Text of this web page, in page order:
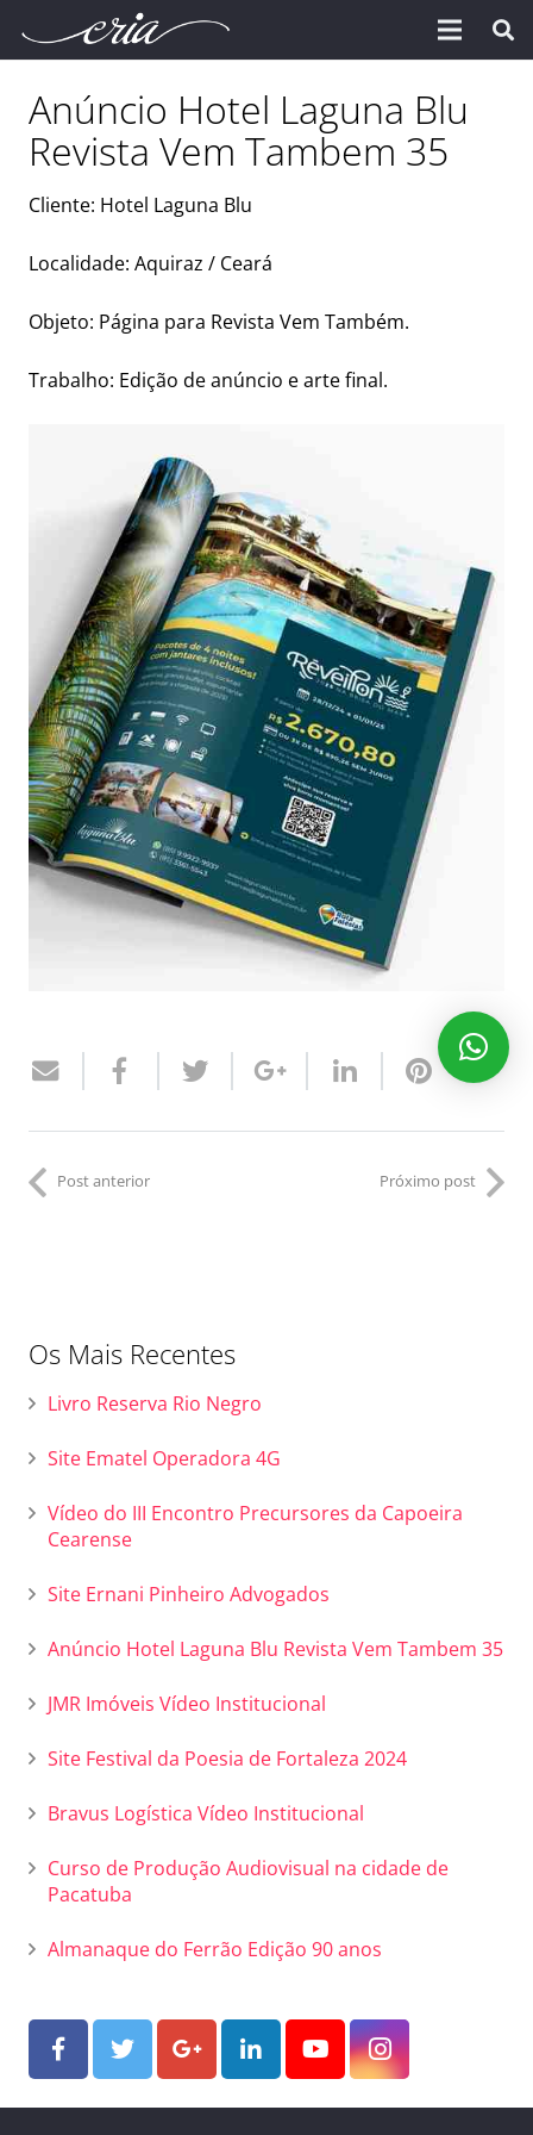
Anúncio Hotel Laguna Blu
Revista Vem Tambem 35
Cliente: Hotel Laguna Blu
Localidade: Aquiraz / Ceará
Objeto: Página para Revista Vem Também.
Trabalho: Edição de anúncio e arte final.
Post anterior Próximo post
Os Mais Recentes
Livro Reserva Rio Negro
Site Ematel Operadora 4G
Vídeo do III Encontro Precursores da Capoeira
Cearense
Site Ernani Pinheiro Advogados
Anúncio Hotel Laguna Blu Revista Vem Tambem 35
JMR Imóveis Vídeo Institucional
Site Festival da Poesia de Fortaleza 2024
Bravus Logística Vídeo Institucional
Curso de Produção Audiovisual na cidade de
Pacatuba
Almanaque do Ferrão Edição 90 anos